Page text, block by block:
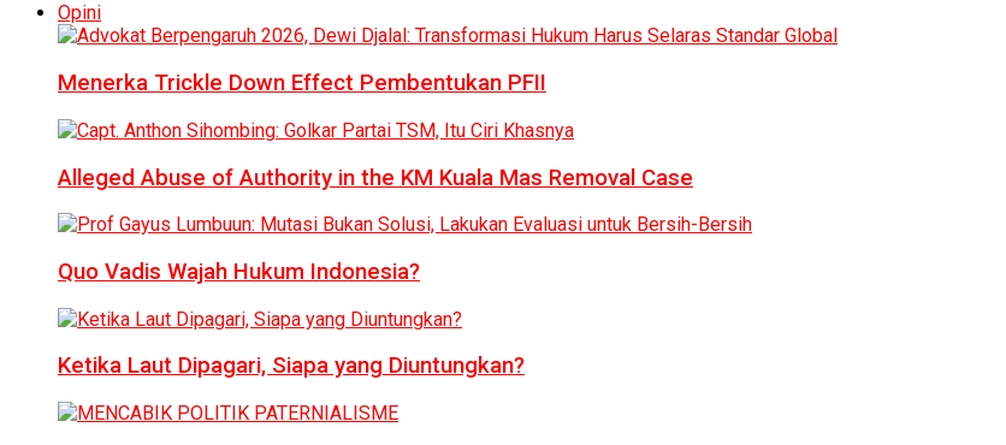
Opini
Menerka Trickle Down Effect Pembentukan PFII
Alleged Abuse of Authority in the KM Kuala Mas Removal Case
Quo Vadis Wajah Hukum Indonesia?
Ketika Laut Dipagari, Siapa yang Diuntungkan?